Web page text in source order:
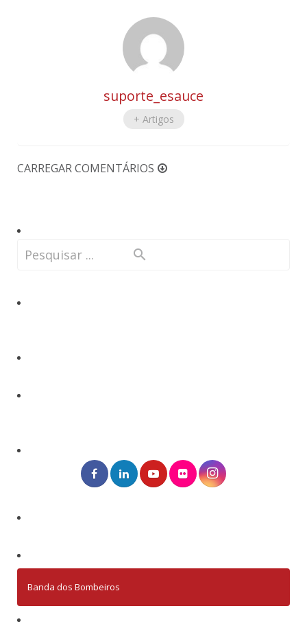
suporte_esauce
+ Artigos
CARREGAR COMENTÁRIOS
Banda dos Bombeiros